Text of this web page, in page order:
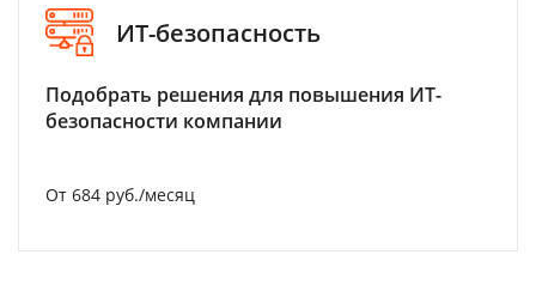
ИТ-безопасность
Подобрать решения для повышения ИТ-
безопасности компании
От 684 руб./месяц